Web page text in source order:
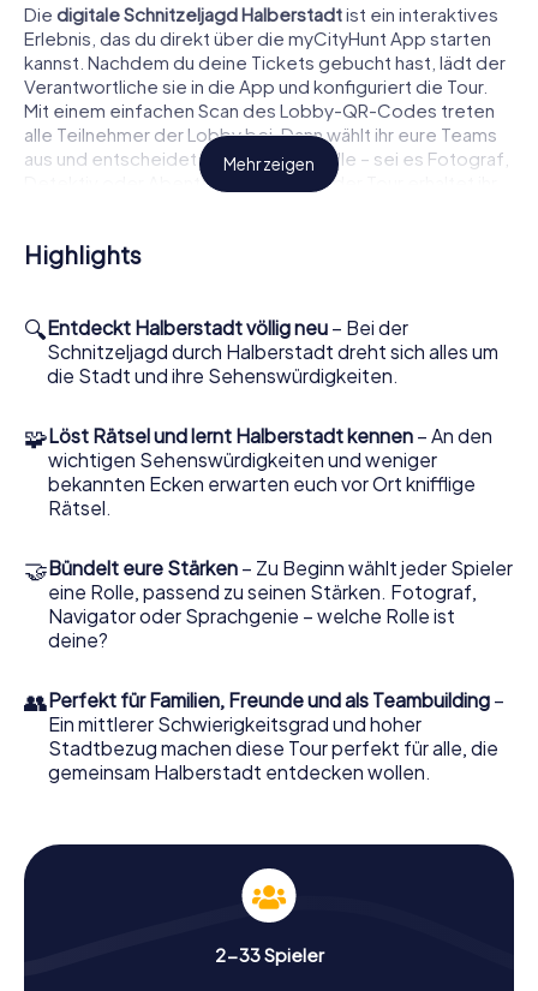
Die digitale Schnitzeljagd Halberstadtist ein interaktives
Erlebnis, das du direkt über die myCityHunt App starten
kannst. Nachdem du deine Tickets gebucht hast, lädt der
Verantwortliche sie in die App und konfiguriert die Tour.
Mit einem einfachen Scan des Lobby-QR-Codes treten
alle Teilnehmer der Lobby bei. Dann wählt ihr eure Teams
aus und entscheidet euch für eine Rolle – sei es Fotograf,
Detektiv oder Abenteurer. Während der Tour erhaltet ihr
Halberstadt erwartet
DieStadtrallye Halberstadtführt dich zu den
beeindruckenden Dom zu Halberstadt, der
Liebfrauenkirche oder dem historischen Gleimhaus.
Während du durch die Straßen schlenderst, wirst du nicht
nur die Architektur bestaunen, sondern auch
faszinierende Geschichten und Anekdoten über die Stadt
Halberstadt eine der bedeutendsten gotischen
Kathedralen in Deutschland ist? Oder dass das Gleimhaus
eine der ältesten deutschen Literaturstätten
beherbergt?
Gut zu wissen
Während eurer Schnitzeljagd erfahrt ihr
oder zu den versteckten Details an
Bauwerken wie der St. Martini Kirche!
Mehr zeigen
Highlights
🔍Entdeckt Halberstadt völlig neu – Bei der
Schnitzeljagd durch Halberstadt dreht sich alles um
die Stadt und ihre Sehenswürdigkeiten.
🧩Löst Rätsel und lernt Halberstadt kennen – An den
wichtigen Sehenswürdigkeiten und weniger
bekannten Ecken erwarten euch vor Ort knifflige
Rätsel.
🤝Bündelt eure Stärken – Zu Beginn wählt jeder Spieler
eine Rolle, passend zu seinen Stärken. Fotograf,
Navigator oder Sprachgenie – welche Rolle ist
deine?
👥Perfekt für Familien, Freunde und als Teambuilding –
Ein mittlerer Schwierigkeitsgrad und hoher
Stadtbezug machen diese Tour perfekt für alle, die
gemeinsam Halberstadt entdecken wollen.
2-33 Spieler